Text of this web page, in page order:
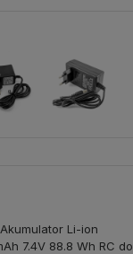
Li-ion
7.4V 88.8 Wh RC do